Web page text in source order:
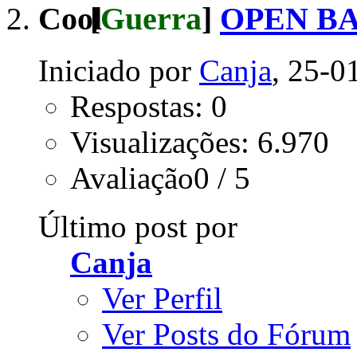
[Guerra] OPEN
Iniciado por Canja, 25-
Respostas: 0
Visualizações: 6.970
Avaliação0 / 5
Último post por
Canja
Ver Perfil
Ver Posts do Fórum